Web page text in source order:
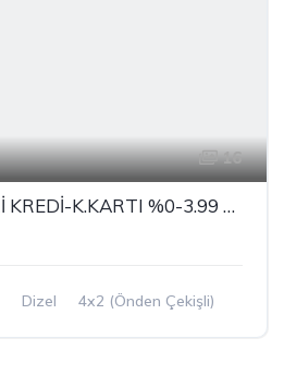
16
TAMAMINA TİCARİ KREDİ-K.KARTI %0-3.99 ÇEK-2.99 SENET-ÇKS SATIŞ
Dizel 4x2 (Önden Çekişli)